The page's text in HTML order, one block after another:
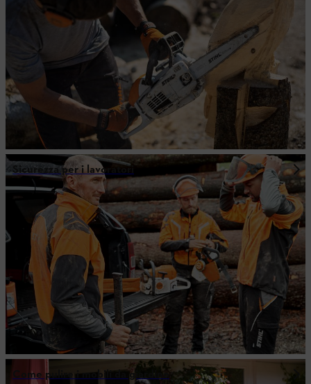
Sicurezza per i lavoratori
Come pulire i mobili da giardino